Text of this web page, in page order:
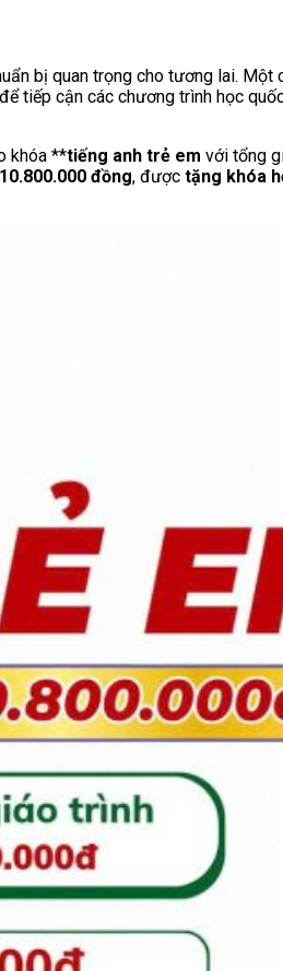
bị quan trọng cho tương lai. Một
tiếp cận các chương trình học
khóa **tiếng anh trẻ em với tổng
đồng, được tặng khóa